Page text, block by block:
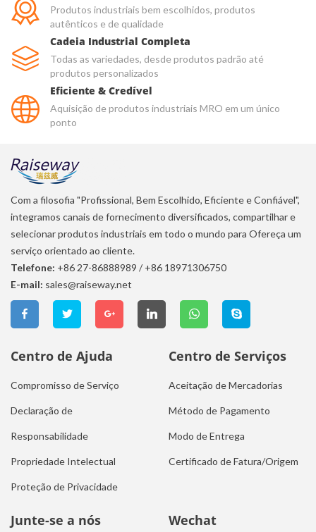
Produtos industriais bem escolhidos, produtos
autênticos e de qualidade
Cadeia Industrial Completa
Todas as variedades, desde produtos padrão até
produtos personalizados
Eficiente & Credível
Aquisição de produtos industriais MRO em um único
ponto
Com a filosofia "Profissional, Bem Escolhido, Eficiente e Confiável",
integramos canais de fornecimento diversificados, compartilhar e
selecionar produtos industriais em todo o mundo para Ofereça um
serviço orientado ao cliente.
Telefone: +86 27-86888989 / +86 18971306750
E-mail: sales@raiseway.net
Centro de Ajuda
Compromisso de Serviço
Declaração de
Responsabilidade
Propriedade Intelectual
Proteção de Privacidade
Centro de Serviços
Aceitação de Mercadorias
Método de Pagamento
Modo de Entrega
Certificado de Fatura/Origem
Junte-se a nós Wechat